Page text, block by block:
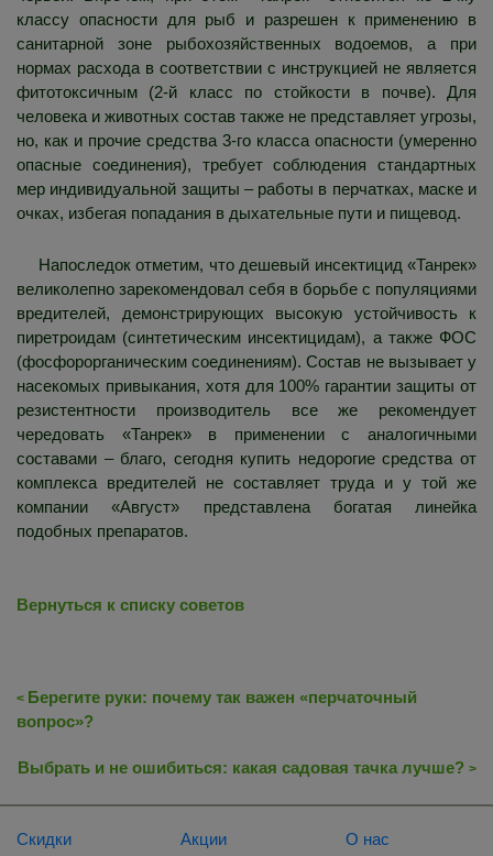
классу опасности для рыб и разрешен к применению в
санитарной зоне рыбохозяйственных водоемов, а при
нормах расхода в соответствии с инструкцией не является
фитотоксичным (2-й класс по стойкости в почве). Для
человека и животных состав также не представляет угрозы,
но, как и прочие средства 3-го класса опасности (умеренно
опасные соединения), требует соблюдения стандартных
мер индивидуальной защиты – работы в перчатках, маске и
очках, избегая попадания в дыхательные пути и пищевод.
Напоследок отметим, что дешевый инсектицид «Танрек»
великолепно зарекомендовал себя в борьбе с популяциями
вредителей, демонстрирующих высокую устойчивость к
пиретроидам (синтетическим инсектицидам), а также ФОС
(фосфорорганическим соединениям). Состав не вызывает у
насекомых привыкания, хотя для 100% гарантии защиты от
резистентности производитель все же рекомендует
чередовать «Танрек» в применении с аналогичными
составами – благо, сегодня купить недорогие средства от
комплекса вредителей не составляет труда и у той же
компании «Август» представлена богатая линейка
подобных препаратов.
Вернуться к списку советов
< Берегите руки: почему так важен «перчаточный
вопрос»?
Выбрать и не ошибиться: какая садовая тачка лучше? >
Скидки
Акции
О нас